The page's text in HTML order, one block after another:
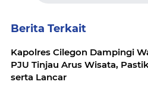
Berita Terkait
Kapolres Cilegon Dampingi
PJU Tinjau Arus Wisata,
serta Lancar